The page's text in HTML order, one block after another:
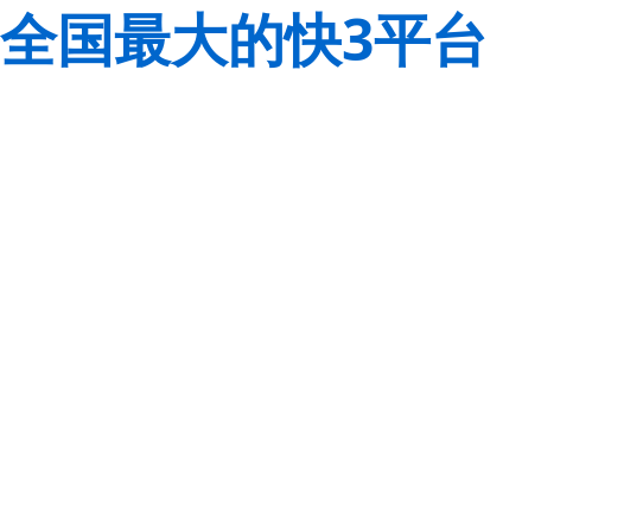
全国最大的快3平台